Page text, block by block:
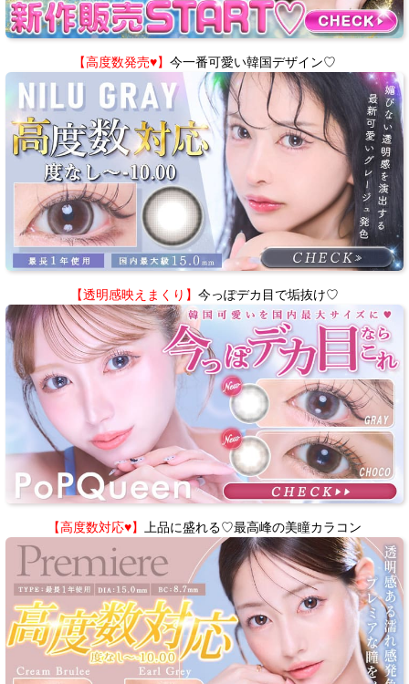
【高度数発売♥】 今一番可愛い韓国デザイン♡
【透明感映えまくり】 今っぽデカ目で垢抜け♡
【高度数対応♥】 上品に盛れる♡最高峰の美瞳カラコン